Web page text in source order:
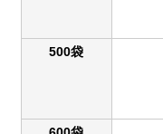
500袋